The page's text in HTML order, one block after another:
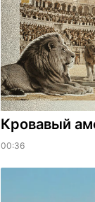
​Кровавый
00:36